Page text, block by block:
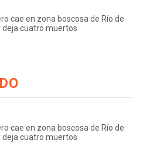
cae en zona boscosa de Río de
deja cuatro muertos
cae en zona boscosa de Río de
deja cuatro muertos